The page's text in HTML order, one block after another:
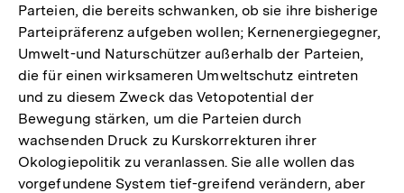
Parteien, die bereits schwanken, ob sie ihre bisherige
Parteipräferenz aufgeben wollen; Kernenergiegegner,
Umwelt-und Naturschützer außerhalb der Parteien,
die für einen wirksameren Umweltschutz eintreten
und zu diesem Zweck das Vetopotential der
Bewegung stärken, um die Parteien durch
wachsenden Druck zu Kurskorrekturen ihrer
Okologiepolitik zu veranlassen. Sie alle wollen das
vorgefundene System tief-greifend verändern, aber